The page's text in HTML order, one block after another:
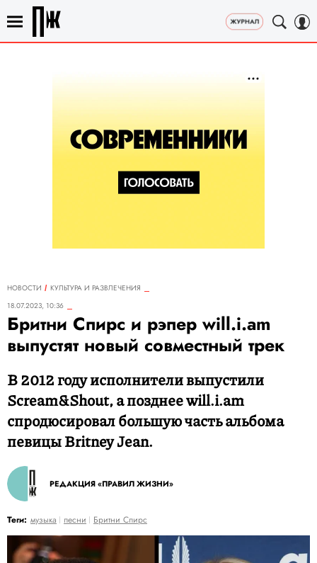
НОВОСТИ
КУЛЬТУРА И РАЗВЛЕЧЕНИЯ
18.07.2023, 10:36
Бритни Спирс и рэпер will.i.am
выпустят новый совместный трек
В 2012 году исполнители выпустили
Scream&Shout, а позднее will.i.am
спродюсировал большую часть альбома
певицы Britney Jean.
РЕДАКЦИЯ «ПРАВИЛ ЖИЗНИ»
Теги: музыка песни Бритни Спирс